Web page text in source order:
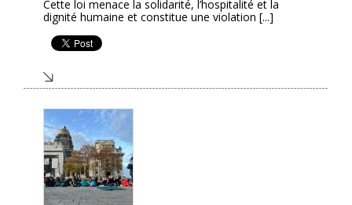
Cette loi menace la solidarité, l’hospitalité et la
dignité humaine et constitue une violation [...]